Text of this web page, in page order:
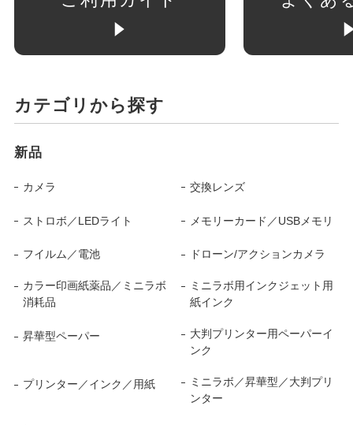
カテゴリから探す
新品
カメラ 交換レンズ
ストロボ／LEDライト メモリーカード／USBメモリ
フイルム／電池 ドローン/アクションカメラ
カラー印画紙薬品／ミニラボ
消耗品
ミニラボ用インクジェット用
紙インク
昇華型ペーパー
大判プリンター用ペーパーイ
ンク
プリンター／インク／用紙
ミニラボ／昇華型／大判プリ
ンター